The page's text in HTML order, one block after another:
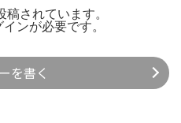
されています。
インが必要です。
を書く